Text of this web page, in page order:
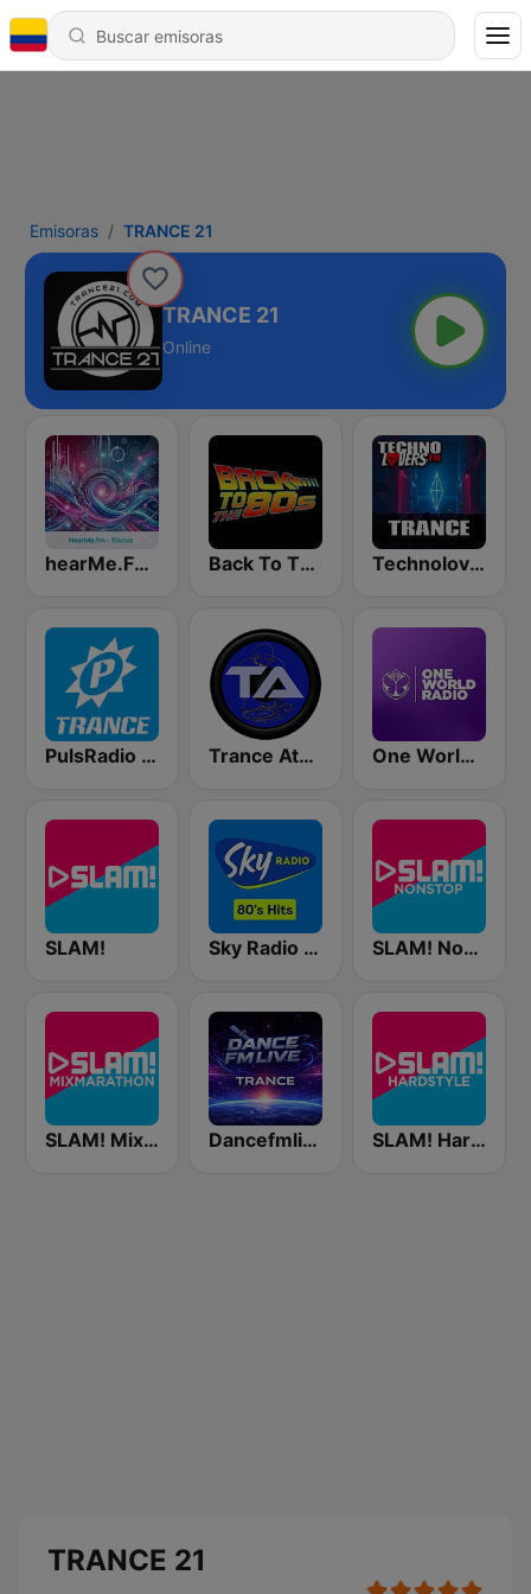
Emisoras TRANCE 21
TRANCE 21
Online
hearMe.FM Trance Back To The 80's Radio Technolovers - TRANCE
PulsRadio Trance Trance Athena One World Radio
SLAM! Sky Radio 80's Hits SLAM! Nonstop
SLAM! Mixmarathon Dancefmlive Trance SLAM! Hardstyle
TRANCE 21